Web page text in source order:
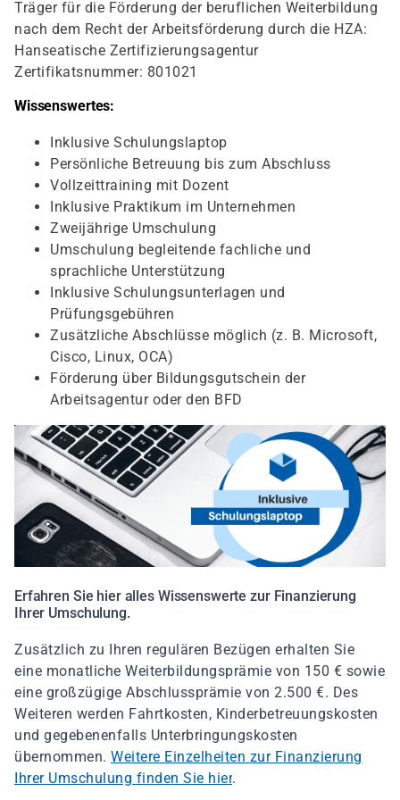
Träger für die Förderung der beruflichen Weiterbildung
nach dem Recht der Arbeitsförderung durch die HZA:
Hanseatische Zertifizierungsagentur
Zertifikatsnummer: 801021
Wissenswertes:
Inklusive Schulungslaptop
Persönliche Betreuung bis zum Abschluss
Vollzeittraining mit Dozent
Inklusive Praktikum im Unternehmen
Zweijährige Umschulung
Umschulung begleitende fachliche und
sprachliche Unterstützung
Inklusive Schulungsunterlagen und
Prüfungsgebühren
Zusätzliche Abschlüsse möglich (z. B. Microsoft,
Cisco, Linux, OCA)
Förderung über Bildungsgutschein der
Arbeitsagentur oder den BFD
Erfahren Sie hier alles Wissenswerte zur Finanzierung
Ihrer Umschulung.
Zusätzlich zu Ihren regulären Bezügen erhalten Sie
eine monatliche Weiterbildungsprämie von 150 € sowie
eine großzügige Abschlussprämie von 2.500 €. Des
Weiteren werden Fahrtkosten, Kinderbetreuungskosten
und gegebenenfalls Unterbringungskosten
übernommen. Weitere Einzelheiten zur Finanzierung
Ihrer Umschulung finden Sie hier.